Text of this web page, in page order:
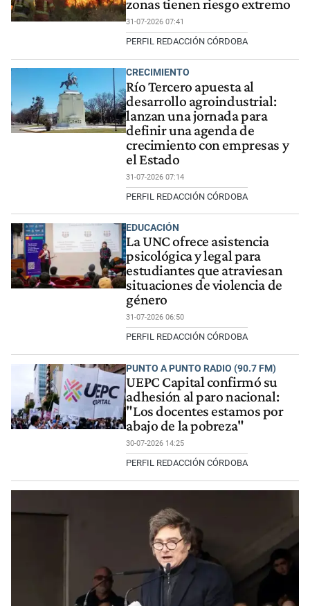
zonas tienen riesgo extremo
31-07-2026 07:41
PERFIL REDACCIÓN CÓRDOBA
CRECIMIENTO
Río Tercero apuesta al
desarrollo agroindustrial:
lanzan una jornada para
definir una agenda de
crecimiento con empresas y
el Estado
31-07-2026 07:14
PERFIL REDACCIÓN CÓRDOBA
EDUCACIÓN
La UNC ofrece asistencia
psicológica y legal para
estudiantes que atraviesan
situaciones de violencia de
género
31-07-2026 06:50
PERFIL REDACCIÓN CÓRDOBA
PUNTO A PUNTO RADIO (90.7 FM)
UEPC Capital confirmó su
adhesión al paro nacional:
"Los docentes estamos por
abajo de la pobreza"
30-07-2026 14:25
PERFIL REDACCIÓN CÓRDOBA